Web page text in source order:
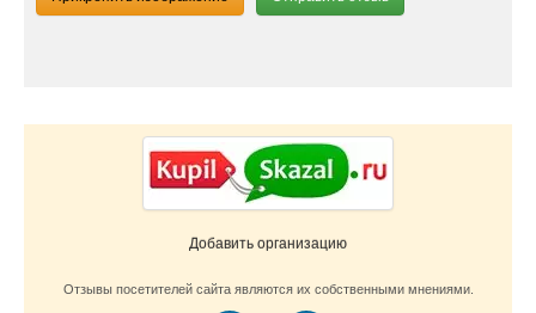
Добавить организацию
Отзывы посетителей сайта являются их собственными мнениями.